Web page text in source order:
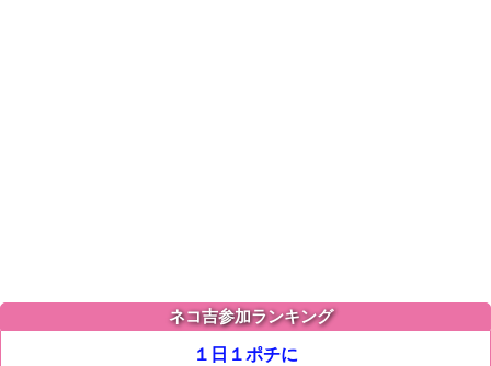
ネコ吉参加ランキング
１日１ポチに